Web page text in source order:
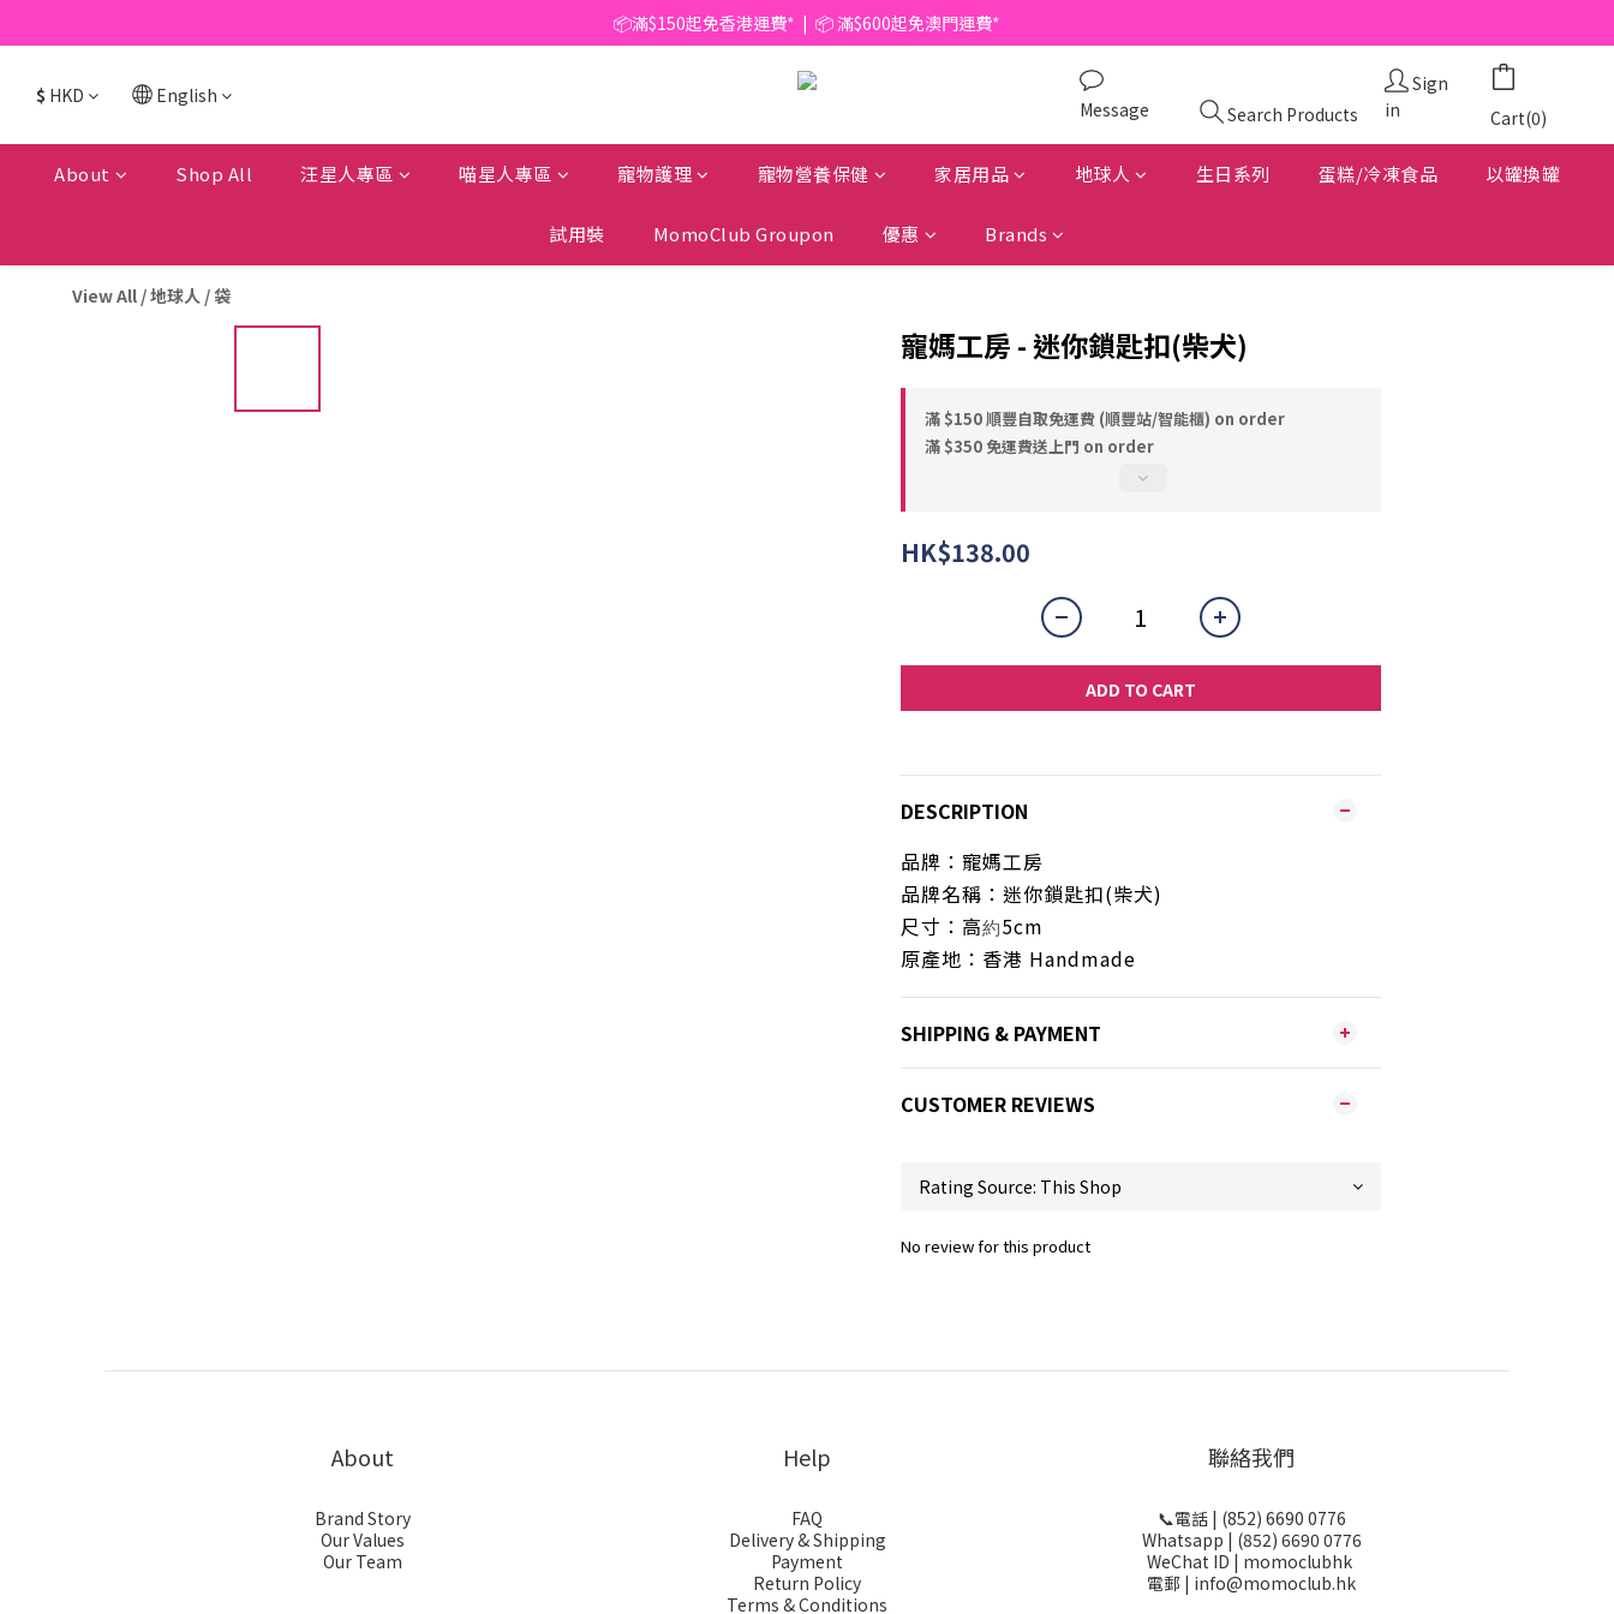
📦滿$150起免香港運費*  |  📦 滿$600起免澳門運費*
📦滿$150起免香港運費*  |  📦 滿$600起免澳門運費*
🥫 罐頭優惠 | 任選* 6件 即減 $6 |  任選* 24件 即減 $30 🥫 (按此了解更多)
$ HKD English
Message Search Products
Sign
in
Cart(0)
About Shop All 汪星人專區 喵星人專區 寵物護理 寵物營養保健 家居用品 地球人 生日系列 蛋糕/冷凍食品 以罐換罐
試用裝 MomoClub Groupon 優惠 Brands
View All /地球人 /袋
寵媽工房 - 迷你鎖匙扣(柴犬)
滿 $150 順豐自取免運費 (順豐站/智能櫃) on order
滿 $350 免運費送上門 on order
HK$138.00
ADD TO CART
DESCRIPTION
品牌：寵媽工房
品牌名稱：迷你鎖匙扣(柴犬)
尺寸： 高約5cm
原產地：香港 Handmade
SHIPPING & PAYMENT
CUSTOMER REVIEWS
No review for this product
About
Brand Story
Our Values
Our Team
Help
FAQ
Delivery & Shipping
Payment
Return Policy
Terms & Conditions
聯絡我們
📞電話 | (852) 6690 0776
Whatsapp | (852) 6690 0776
WeChat ID | momoclubhk
電郵 | info@momoclub.hk